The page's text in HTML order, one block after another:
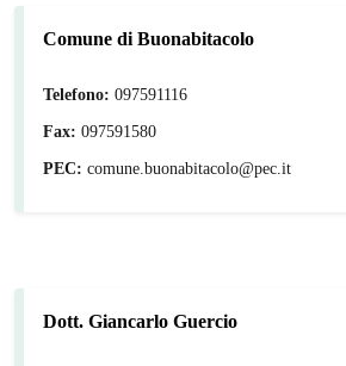
Comune di Buonabitacolo
Telefono: 097591116
Fax: 097591580
PEC: comune.buonabitacolo@pec.it
Dott. Giancarlo Guercio